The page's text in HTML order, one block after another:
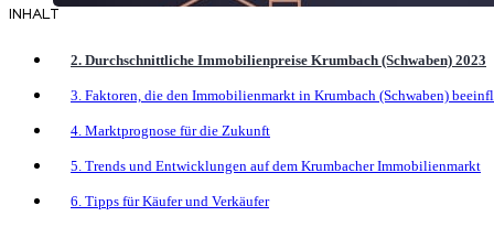
INHALT
2. Durchschnittliche Immobilienpreise Krumbach (Schwaben) 2023
3. Faktoren, die den Immobilienmarkt in Krumbach (Schwaben)
4. Marktprognose für die Zukunft
5. Trends und Entwicklungen auf dem Krumbacher Immobilienmarkt
6. Tipps für Käufer und Verkäufer